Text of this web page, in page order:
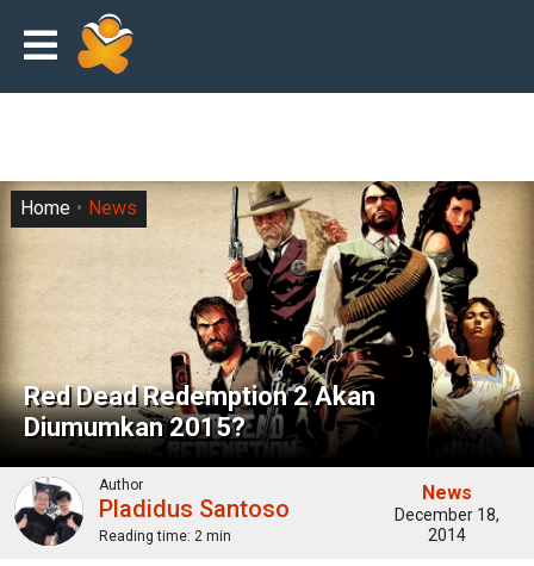
Red Dead Redemption 2 Akan
Diumumkan 2015?
Home News
Author
Pladidus Santoso
Reading time: 2 min
News
December 18,
2014